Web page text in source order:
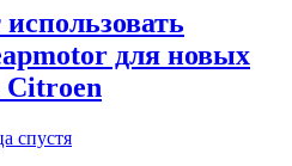
для новых
Citroen
спустя